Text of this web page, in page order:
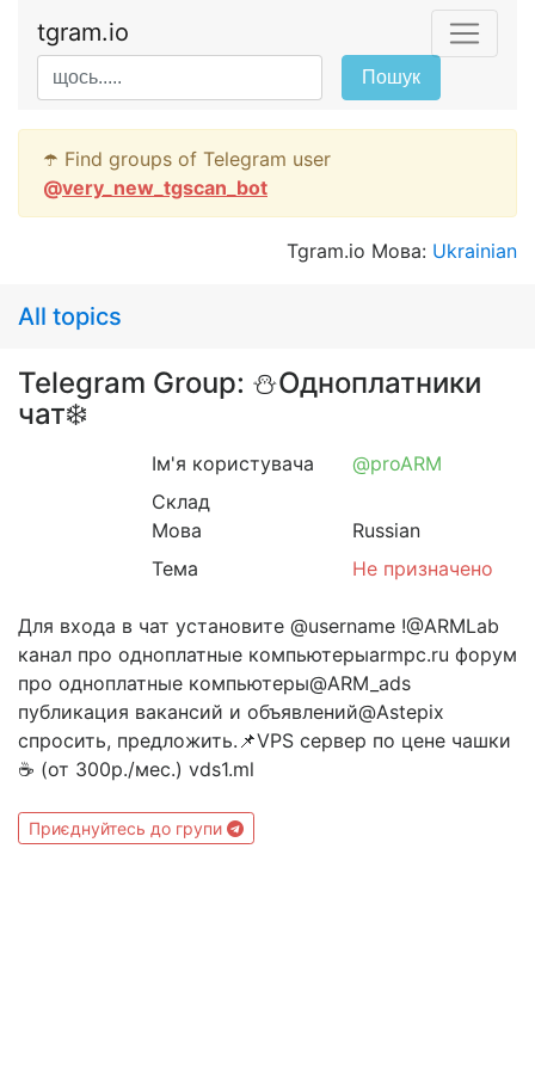
tgram.io
Пошук
☂️ Find groups of Telegram user
@very_new_tgscan_bot
Tgram.io Мова: Ukrainian
All topics
Telegram Group: ⛄️Одноплатники
чат❄️
Ім'я користувача
@proARM
Склад
Мова
Russian
Тема
Не призначено
Для входа в чат установите @username !@ARMLab
канал про одноплатные компьютерыarmpc.ru форум
про одноплатные компьютеры@ARM_ads
публикация вакансий и объявлений@Astepix
спросить, предложить.📌VPS сервер по цене чашки
☕ (от 300р./мес.) vds1.ml
Приєднуйтесь до групи